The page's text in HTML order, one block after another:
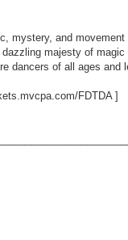
mystery, and
majesty of
dancers of all ages
FDTDA]